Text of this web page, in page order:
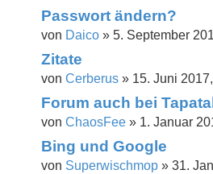
Passwort ändern?
von Daico » 5. September
Zitate
von Cerberus » 15. Juni
Forum auch bei
von ChaosFee » 1. Januar
Bing und Google
von Superwischmop » 31.